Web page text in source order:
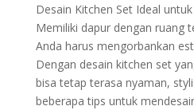
Desain Kitchen Set Ideal
Memiliki dapur dengan ruang
Anda harus mengorbankan
Dengan desain kitchen set
bisa tetap terasa nyaman,
beberapa tips untuk